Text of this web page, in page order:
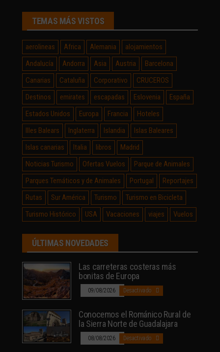
TEMAS MÁS VISTOS
aerolineas Africa Alemania
alojamientos
Andalucía
Andorra Asia Austria
Barcelona
Canarias
Cataluña Corporativo
CRUCEROS
Destinos
emirates escapadas Eslovenia
España
Estados Unidos
Europa Francia
Hoteles
Illes Balears
Inglaterra Islandia
Islas Baleares
Islas canarias
Italia libros
Madrid
Noticias Turismo
Ofertas Vuelos
Parque de Animales
Parques Temáticos y de Animales
Portugal
Reportajes
Rutas
Sur América Turismo
Turismo en Bicicleta
Turismo Histórico
USA Vacaciones viajes Vuelos
ÚLTIMAS NOVEDADES
Las carreteras costeras más
bonitas de Europa
09/08/2026 Desactivado
Conocemos el Románico Rural de
la Sierra Norte de Guadalajara
08/08/2026 Desactivado